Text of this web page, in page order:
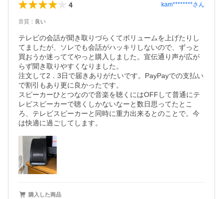
4 kam********さん
音質 ： 良い
テレビの会話が聞き取りづらくてボリュームを上げたりし
てましたが、ソレでも会話がハッキリしないので、ずっと
買おうか迷っててやっと購入しました。宣伝通り声が広が
らず聞き取りやすくなりました。
注文して2．3日で届きありがたいです。PayPayでの支払い
で割引もあり更に良かったです。
スピーカーひとつなので音楽を聴くにはOFFして普通にテ
レビスピーカーで聴くしかないなーと数日思ってたとこ
ろ、テレビスピーカーと同時に重力出来るとのことで。今
は快適に過ごしてします。
購入した商品